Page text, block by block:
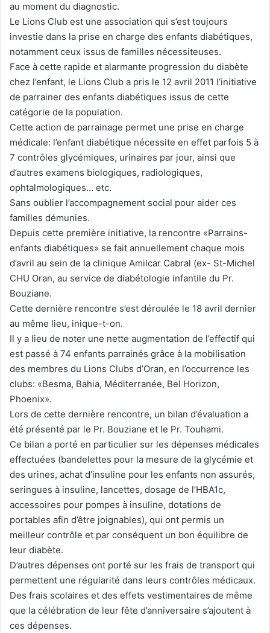
au moment du diagnostic.
Le Lions Club est une association qui s’est toujours
investie dans la prise en charge des enfants diabétiques,
notamment ceux issus de familles nécessiteuses.
Face à cette rapide et alarmante progression du diabète
chez l’enfant, le Lions Club a pris le 12 avril 2011 l’initiative
de parrainer des enfants diabétiques issus de cette
catégorie de la population.
Cette action de parrainage permet une prise en charge
médicale: l’enfant diabétique nécessite en effet parfois 5 à
7 contrôles glycémiques, urinaires par jour, ainsi que
d’autres examens biologiques, radiologiques,
ophtalmologiques… etc.
Sans oublier l’accompagnement social pour aider ces
familles démunies.
Depuis cette première initiative, la rencontre «Parrains-
enfants diabétiques» se fait annuellement chaque mois
d’avril au sein de la clinique Amilcar Cabral (ex- St-Michel
CHU Oran, au service de diabétologie infantile du Pr.
Bouziane.
Cette dernière rencontre s’est déroulée le 18 avril dernier
au même lieu, inique-t-on.
Il y a lieu de noter une nette augmentation de l’effectif qui
est passé à 74 enfants parrainés grâce à la mobilisation
des membres du Lions Clubs d’Oran, en l’occurrence les
clubs: «Besma, Bahia, Méditerranée, Bel Horizon,
Phoenix».
Lors de cette dernière rencontre, un bilan d’évaluation a
été présenté par le Pr. Bouziane et le Pr. Touhami.
Ce bilan a porté en particulier sur les dépenses médicales
effectuées (bandelettes pour la mesure de la glycémie et
des urines, achat d’insuline pour les enfants non assurés,
seringues à insuline, lancettes, dosage de l’HBA1c,
accessoires pour pompes à insuline, dotations de
portables afin d’être joignables), qui ont permis un
meilleur contrôle et par conséquent un bon équilibre de
leur diabète.
D’autres dépenses ont porté sur les frais de transport qui
permettent une régularité dans leurs contrôles médicaux.
Des frais scolaires et des effets vestimentaires de même
que la célébration de leur fête d’anniversaire s’ajoutent à
ces dépenses.